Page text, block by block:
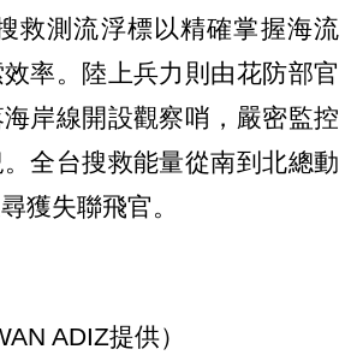
救測流浮標以精確掌握海流
率。陸上兵力則由花防部官
岸線開設觀察哨，嚴密監控
全台搜救能量從南到北總動
獲失聯飛官。
ADIZ提供）